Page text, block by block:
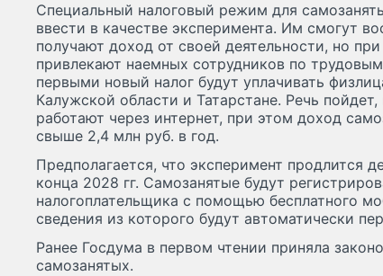
Специальный налоговый режим для
ввести в качестве эксперимента. Им смогут
получают доход от своей деятельности, но
привлекают наемных сотрудников по
первыми новый налог будут уплачивать
Калужской области и Татарстане. Речь
работают через интернет, при этом доход
свыше 2,4 млн руб. в год.
Предполагается, что эксперимент продлится
конца 2028 гг. Самозанятые будут
налогоплательщика с помощью бесплатного
сведения из которого будут автоматически
Ранее Госдума в первом чтении приняла
самозанятых.